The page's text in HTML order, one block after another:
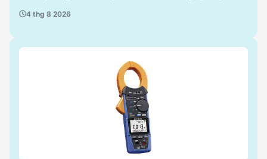
đa pha và bộ nhớ lớn, trong khi PW3335 tập trung
nhược điểm của từng sản phẩm, và đề xuất các
trường hợp sử dụng điển hình.
4 thg 8 2026